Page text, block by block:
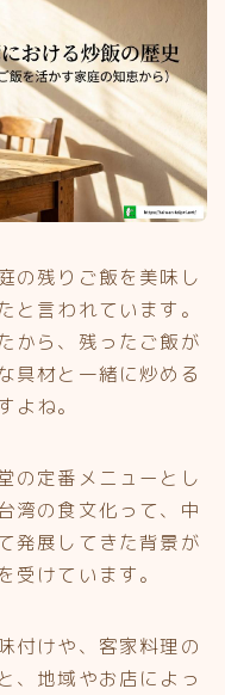
の残りご飯を美味し
と言われています。
から、残ったご飯が
具材と一緒に炒める
よね。
の定番メニューとし
湾の食文化って、中
発展してきた背景が
受けています。
付けや、客家料理の
、地域やお店によっ